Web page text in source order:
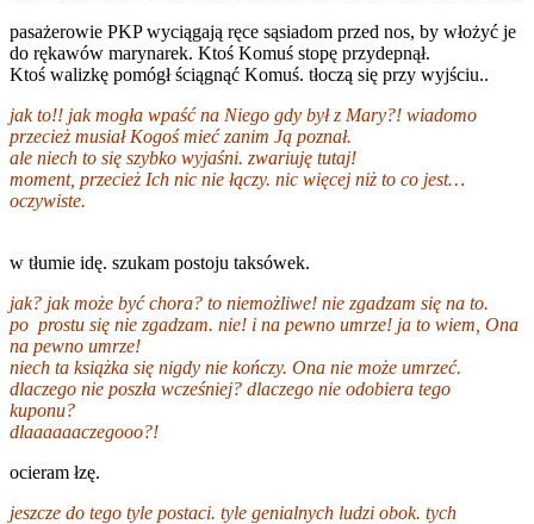
pasażerowie PKP wyciągają ręce sąsiadom przed nos, by włożyć je
do rękawów marynarek. Ktoś Komuś stopę przydepnął.
Ktoś walizkę pomógł ściągnąć Komuś. tłoczą się przy wyjściu..
jak to!! jak mogła wpaść na Niego gdy był z Mary?! wiadomo
przecież musiał Kogoś mieć zanim Ją poznał.
ale niech to się szybko wyjaśni. zwariuję tutaj!
moment, przecież Ich nic nie łączy. nic więcej niż to co jest…
oczywiste.
w tłumie idę. szukam postoju taksówek.
jak? jak może być chora? to niemożliwe! nie zgadzam się na to.
po prostu się nie zgadzam. nie! i na pewno umrze! ja to wiem, Ona
na pewno umrze!
niech ta książka się nigdy nie kończy. Ona nie może umrzeć.
dlaczego nie poszła wcześniej? dlaczego nie odobiera tego
kuponu?
dlaaaaaaczegooo?!
ocieram łzę.
jeszcze do tego tyle postaci. tyle genialnych ludzi obok. tych